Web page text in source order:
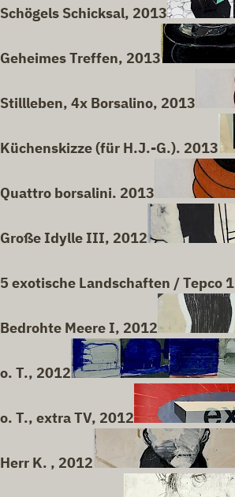
Schögels Schicksal, 2013
Geheimes Treffen, 2013
Stillleben, 4x Borsalino, 2013
Küchenskizze (für H.J.-G.). 2013
Quattro borsalini. 2013
Große Idylle III, 2012
5 exotische Landschaften / Tepco
Bedrohte Meere I, 2012
o. T., 2012
o. T., extra TV, 2012
Herr K. , 2012